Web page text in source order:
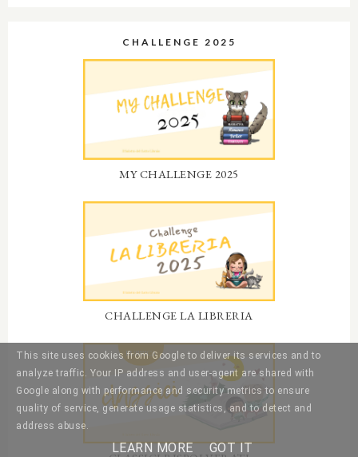
CHALLENGE 2025
MY CHALLENGE 2025
CHALLENGE LA LIBRERIA
This site uses cookies from Google to deliver its services and to
analyze traffic. Your IP address and user-agent are shared with
Google along with performance and security metrics to ensure
quality of service, generate usage statistics, and to detect and
address abuse.
LEARN MORE GOT IT